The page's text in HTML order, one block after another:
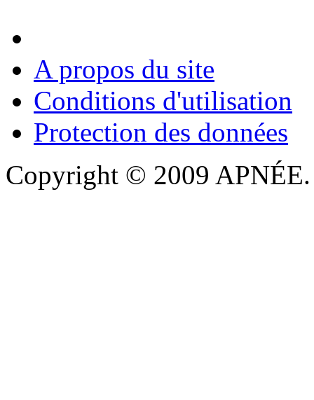
A propos du site
Conditions d'utilisation
Protection des données
Copyright © 2009 APNÉE.